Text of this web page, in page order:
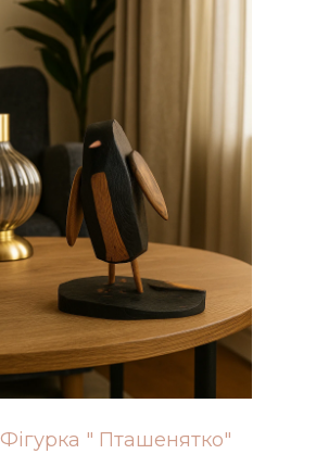
Фігурка " Пташенятко"